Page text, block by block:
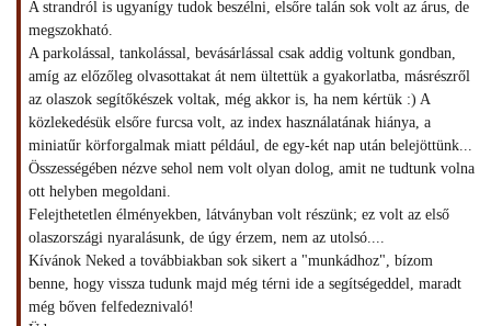
A strandról is ugyanígy tudok beszélni, elsőre talán sok volt az árus, de
megszokható.
A parkolással, tankolással, bevásárlással csak addig voltunk gondban,
amíg az előzőleg olvasottakat át nem ültettük a gyakorlatba, másrészről
az olaszok segítőkészek voltak, még akkor is, ha nem kértük :) A
közlekedésük elsőre furcsa volt, az index használatának hiánya, a
miniatűr körforgalmak miatt például, de egy-két nap után belejöttünk...
Összességében nézve sehol nem volt olyan dolog, amit ne tudtunk volna
ott helyben megoldani.
Felejthetetlen élményekben, látványban volt részünk; ez volt az első
olaszországi nyaralásunk, de úgy érzem, nem az utolsó....
Kívánok Neked a továbbiakban sok sikert a "munkádhoz", bízom
benne, hogy vissza tudunk majd még térni ide a segítségeddel, maradt
még bőven felfedeznivaló!